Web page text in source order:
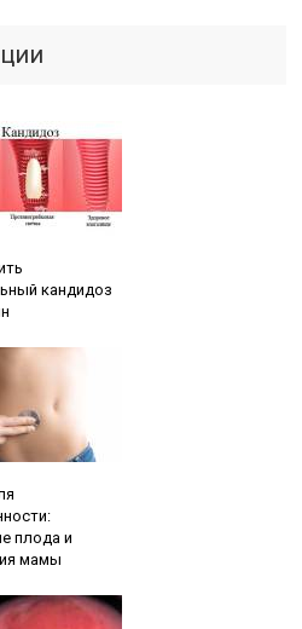
кандидоз
плода и
мамы